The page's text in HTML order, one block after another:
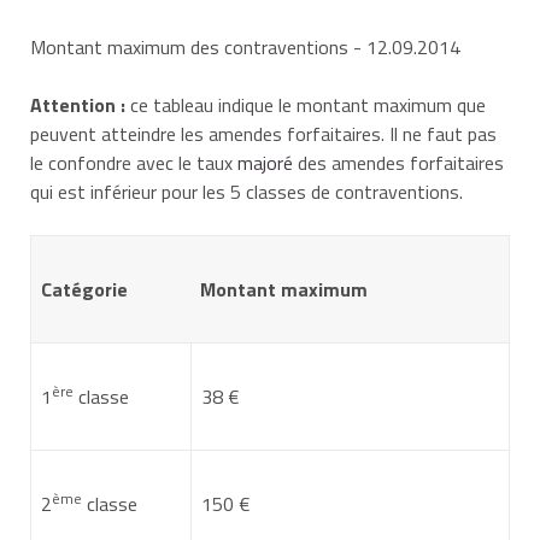
l'environnement et de l'énergie (Driee)
Site internet
ou, en outre-mer :
l'union
européenne, le certificat
bureau des douanes
françaises
effectuée hors
douanes françaises
Montant maximum des contraventions - 12.09.2014
Attention :ce tableau indique le montant maximum que
peuvent atteindre les amendes forfaitaires. Il ne faut pas
le confondre avec le tauxmajoré des amendes forfaitaires
qui est inférieur pour les 5 classes de contraventions.
Catégorie Montant maximum
1 ère classe 38 €
2ème classe 150 €